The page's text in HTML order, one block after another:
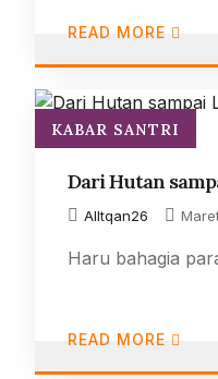
READ MORE
KABAR SANTRI
Dari Hutan
AlItqan26
Haru bahagia
READ MORE